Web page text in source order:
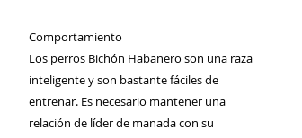
Comportamiento
Los perros Bichón Habanero son una raza
inteligente y son bastante fáciles de
entrenar. Es necesario mantener una
relación de líder de manada con su